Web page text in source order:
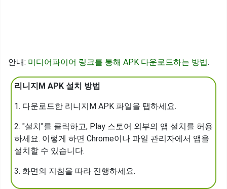
안내: 미디어파이어 링크를 통해 APK 다운로드하는 방법.
리니지M APK 설치 방법
1. 다운로드한 리니지M APK 파일을 탭하세요.
2. "설치"를 클릭하고, Play 스토어 외부의 앱 설치를 허용
하세요. 이렇게 하면 Chrome이나 파일 관리자에서 앱을
설치할 수 있습니다.
3. 화면의 지침을 따라 진행하세요.